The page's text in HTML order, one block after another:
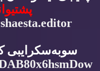
سوبه‌سكرایبی